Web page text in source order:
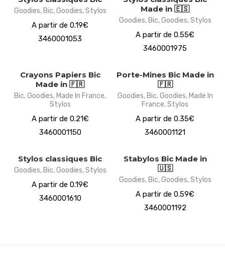
Goodies, Bic,Goodies,Stylos
A partir de 0.19€
3460001053
Made in 🇪🇸
Goodies, Bic,Goodies,Stylos
A partir de 0.55€
3460001975
Crayons Papiers Bic
Made in 🇫🇷
Bic,Goodies, Made In France,
Stylos
A partir de 0.21€
3460001150
Porte-Mines Bic Made in
🇫🇷
Goodies, Bic,Goodies, Made In
France,Stylos
A partir de 0.35€
3460001121
Stylos classiques Bic
Goodies, Bic,Goodies,Stylos
A partir de 0.19€
3460001610
Stabylos Bic Made in
🇺🇸
Goodies, Bic,Goodies,Stylos
A partir de 0.59€
3460001192